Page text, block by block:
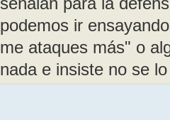
podemos ir
me ataques más" o
nada e insiste no se